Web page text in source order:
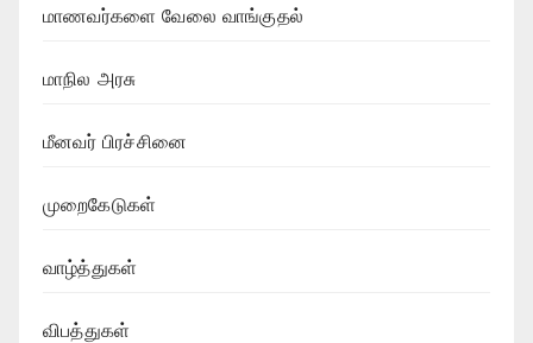
மாணவர்களை வேலை வாங்குதல்
மாநில அரசு
மீனவர் பிரச்சினை
முறைகேடுகள்
வாழ்த்துகள்
விபத்துகள்